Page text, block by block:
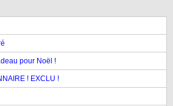
pour Noël !
! EXCLU !